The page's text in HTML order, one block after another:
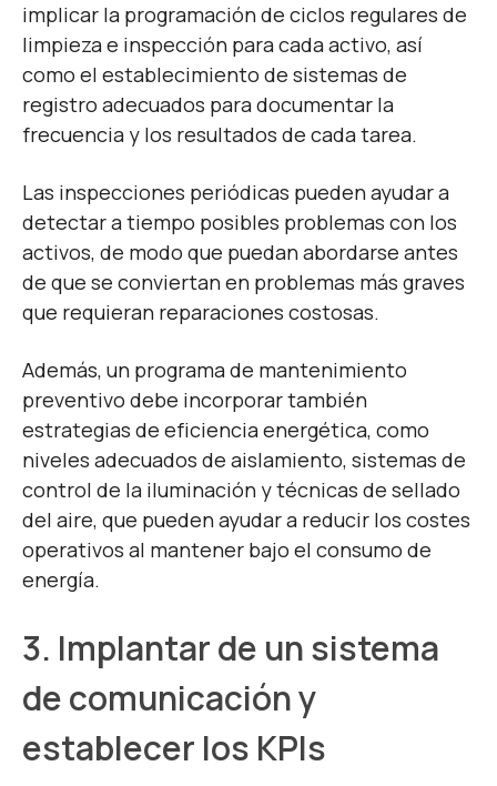
implicar la programación de ciclos regulares de
limpieza e inspección para cada activo, así
como el establecimiento de sistemas de
registro adecuados para documentar la
frecuencia y los resultados de cada tarea.
Las inspecciones periódicas pueden ayudar a
detectar a tiempo posibles problemas con los
activos, de modo que puedan abordarse antes
de que se conviertan en problemas más graves
que requieran reparaciones costosas.
Además, un programa de mantenimiento
preventivo debe incorporar también
estrategias de eficiencia energética, como
niveles adecuados de aislamiento, sistemas de
control de la iluminación y técnicas de sellado
del aire, que pueden ayudar a reducir los costes
operativos al mantener bajo el consumo de
energía.
3. Implantar de un sistema
de comunicación y
establecer los KPIs